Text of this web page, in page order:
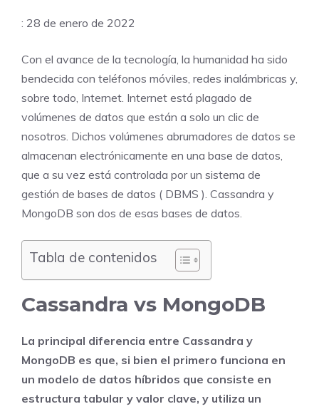
: 28 de enero de 2022
Con el avance de la tecnología, la humanidad ha sido
bendecida con teléfonos móviles, redes inalámbricas y,
sobre todo, Internet. Internet está plagado de
volúmenes de datos que están a solo un clic de
nosotros. Dichos volúmenes abrumadores de datos se
almacenan electrónicamente en una base de datos,
que a su vez está controlada por un sistema de
gestión de bases de datos ( DBMS ). Cassandra y
MongoDB son dos de esas bases de datos.
Tabla de contenidos
Cassandra vs MongoDB
La principal diferencia entre Cassandra y
MongoDB es que, si bien el primero funciona en
un modelo de datos híbridos que consiste en
estructura tabular y valor clave, y utiliza un